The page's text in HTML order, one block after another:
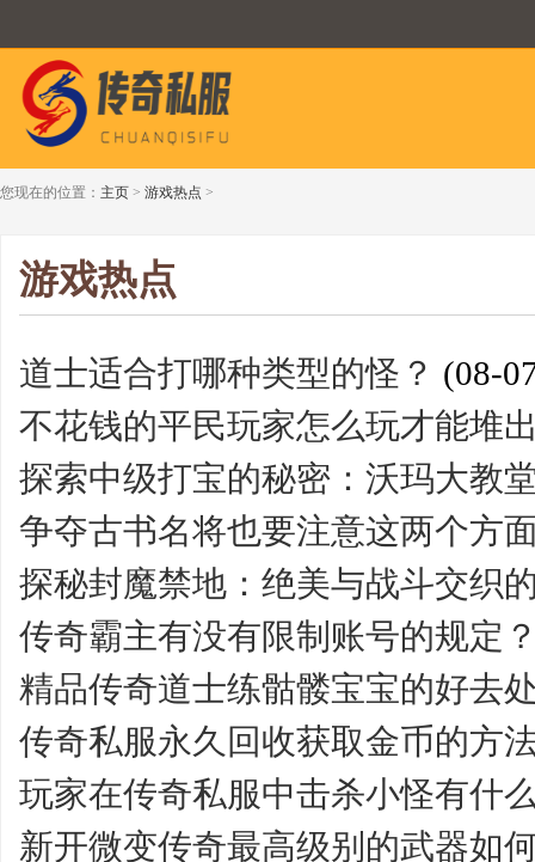
您现在的位置： 主页 > 游戏热点 >
游戏热点
道士适合打哪种类型的怪？ (08-
不花钱的平民玩家怎么玩才能堆
探索中级打宝的秘密：沃玛大教
争夺古书名将也要注意这两个方
探秘封魔禁地：绝美与战斗交织
传奇霸主有没有限制账号的规定
精品传奇道士练骷髅宝宝的好去
传奇私服永久回收获取金币的方
玩家在传奇私服中击杀小怪有什
新开微变传奇最高级别的武器如